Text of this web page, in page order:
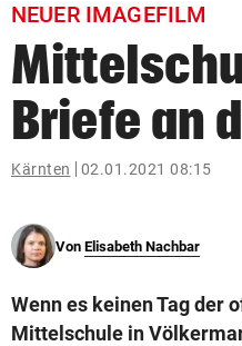
bookmark
search
Suchbegriff
eingeben
© Krone Multimedia GmbH &
NEUER IMAGEFILM
Briefe an
Kärnten 02.01.2021 08:15
Von Elisabeth Nachbar
Wenn es keinen Tag der
Mittelschule in